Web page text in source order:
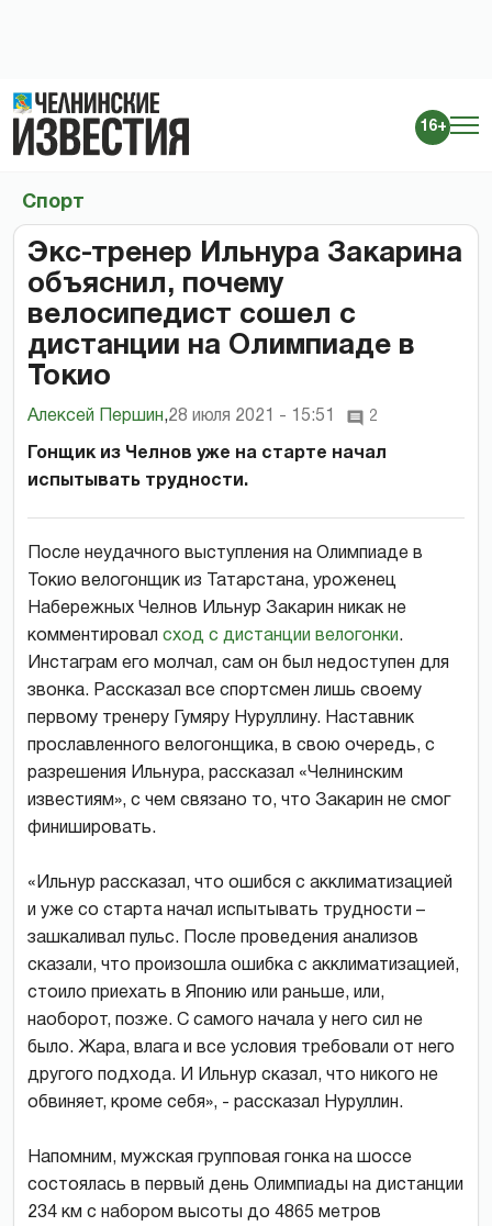
16+
Спорт
Экс-тренер Ильнура Закарина
объяснил, почему
велосипедист сошел с
дистанции на Олимпиаде в
Токио
Алексей Першин,28 июля 2021 - 15:51 2
Гонщик из Челнов уже на старте начал
испытывать трудности.
После неудачного выступления на Олимпиаде в
Токио велогонщик из Татарстана, уроженец
Набережных Челнов Ильнур Закарин никак не
комментировал сход с дистанции велогонки.
Инстаграм его молчал, сам он был недоступен для
звонка. Рассказал все спортсмен лишь своему
первому тренеру Гумяру Нуруллину. Наставник
прославленного велогонщика, в свою очередь, с
разрешения Ильнура, рассказал «Челнинским
известиям», с чем связано то, что Закарин не смог
финишировать.
«Ильнур рассказал, что ошибся с акклиматизацией
и уже со старта начал испытывать трудности –
зашкаливал пульс. После проведения анализов
сказали, что произошла ошибка с акклиматизацией,
стоило приехать в Японию или раньше, или,
наоборот, позже. С самого начала у него сил не
было. Жара, влага и все условия требовали от него
другого подхода. И Ильнур сказал, что никого не
обвиняет, кроме себя», - рассказал Нуруллин.
Напомним, мужская групповая гонка на шоссе
состоялась в первый день Олимпиады на дистанции
234 км с набором высоты до 4865 метров